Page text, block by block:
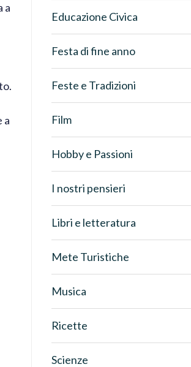
a
a
Educazione Civica
Festa di fine anno
Feste e Tradizioni
Film
Hobby e Passioni
I nostri pensieri
Libri e letteratura
Mete Turistiche
Musica
Ricette
Scienze